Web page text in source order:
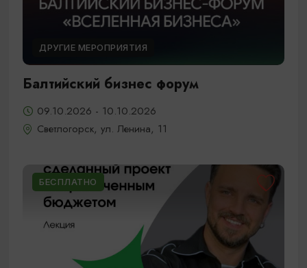
ДРУГИЕ МЕРОПРИЯТИЯ
Балтийский бизнес форум
09.10.2026 - 10.10.2026
Светлогорск, ул. Ленина, 11
БЕСПЛАТНО